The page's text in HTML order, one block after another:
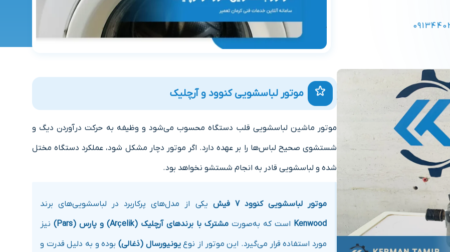
موتور لباسشویی کنوود و آرچلیک
موتور ماشین لباسشویی قلب دستگاه محسوب می‌شود و وظیفه به حرکت درآوردن دیگ و
شستشوی صحیح لباس‌ها را بر عهده دارد. اگر موتور دچار مشکل شود، عملکرد دستگاه مختل
شده و لباسشویی قادر به انجام شستشو نخواهد بود.
موتور لباسشویی کنوود 7 فیش
یکی از مدل‌های پرکاربرد در لباسشویی‌های برند
Kenwood است که به‌صورت مشترک با برندهای آرچلیک (Arçelik) و پارس (Pars)
نیز
مورد استفاده قرار می‌گیرد. این موتور از نوعیونیورسال (ذغالی) بوده و به دلیل قدرت و